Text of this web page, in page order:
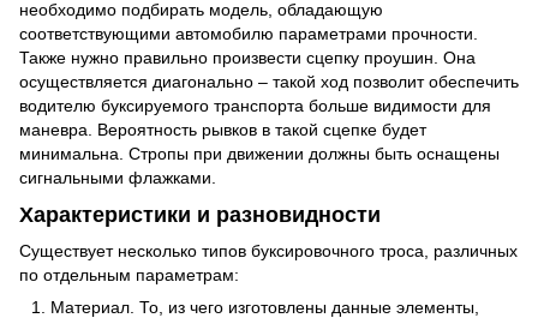
необходимо подбирать модель, обладающую
соответствующими автомобилю параметрами прочности.
Также нужно правильно произвести сцепку проушин. Она
осуществляется диагонально – такой ход позволит обеспечить
водителю буксируемого транспорта больше видимости для
маневра. Вероятность рывков в такой сцепке будет
минимальна. Стропы при движении должны быть оснащены
сигнальными флажками.
Характеристики и разновидности
Существует несколько типов буксировочного троса, различных
по отдельным параметрам:
Материал. То, из чего изготовлены данные элементы,